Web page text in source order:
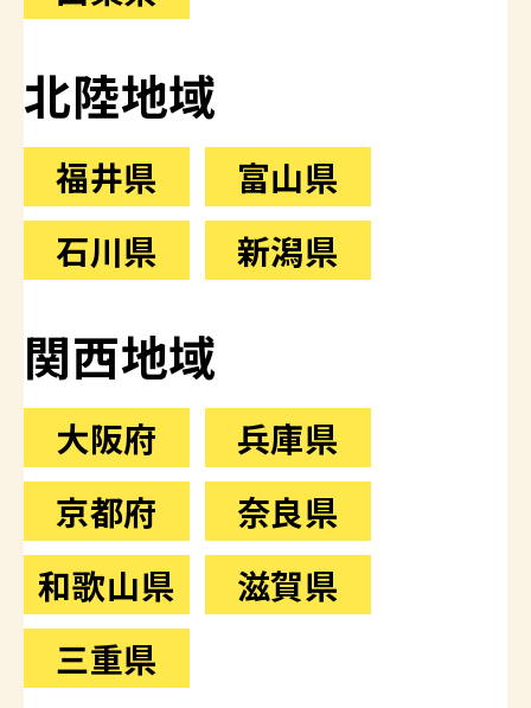
北陸地域
福井県
富山県
石川県
新潟県
関西地域
大阪府
兵庫県
京都府
奈良県
和歌山県
滋賀県
三重県